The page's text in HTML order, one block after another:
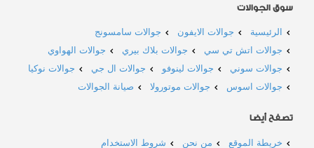
سوق الجوالات
الرئيسية جوالات الايفون
جوالات سامسونج
جوالات اتش تي سي
جوالات بلاك بيري
جوالات الهواوي
جوالات سوني
جوالات لينوفو جوالات ال جي
جوالات نوكيا
جوالات اسوس
جوالات موتورولا صيانة الجوالات
تصفح أيضا
خريطة الموقع من نحن شروط الاستخدام